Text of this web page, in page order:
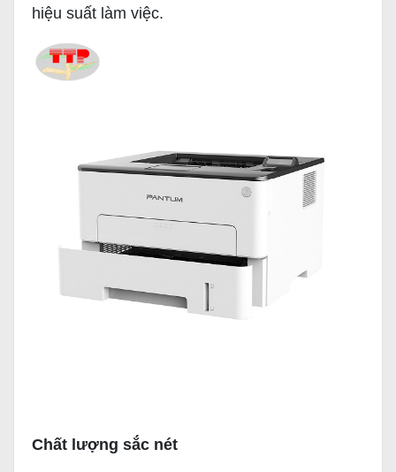
hiệu suất làm việc.
Chất lượng sắc nét